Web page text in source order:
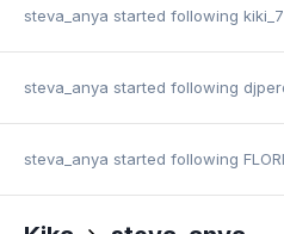
steva_anya started following
steva_anya started following
steva_anya started following